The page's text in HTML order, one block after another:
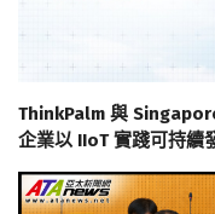
ThinkPalm 與
企業以 IIoT 實踐可持續